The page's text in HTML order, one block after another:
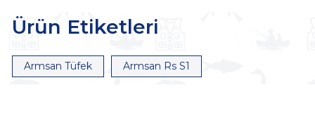
Ürün Etiketleri
Armsan Tüfek Armsan Rs S1